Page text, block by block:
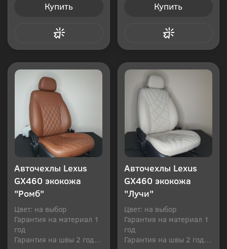
Купить Купить
Авточехлы Lexus
GX460 экокожа
"Ромб"
Цвет: на выбор
Гарантия на материал 1
год
Гарантия на швы 2 года
Авточехлы Lexus
GX460 экокожа
"Лучи"
Цвет: на выбор
Гарантия на материал 1
год
Гарантия на швы 2 года